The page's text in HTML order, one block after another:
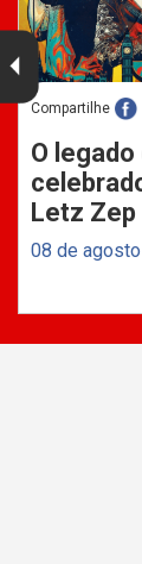
Compartilhe
O
Letz Zep
08 de